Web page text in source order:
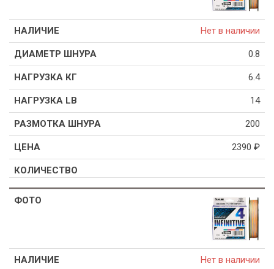
Нет в наличии
0.8
6.4
14
200
2390 ₽
Нет в наличии